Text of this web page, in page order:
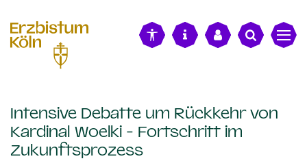
Intensive Debatte um Rückkehr von
Kardinal Woelki - Fortschritt im
Zukunftsprozess: